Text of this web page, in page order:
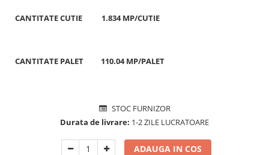
CANTITATE CUTIE 1.834 MP/CUTIE
CANTITATE PALET 110.04 MP/PALET
STOC FURNIZOR
Durata de livrare: 1-2 ZILE LUCRATOARE
ADAUGA IN COS